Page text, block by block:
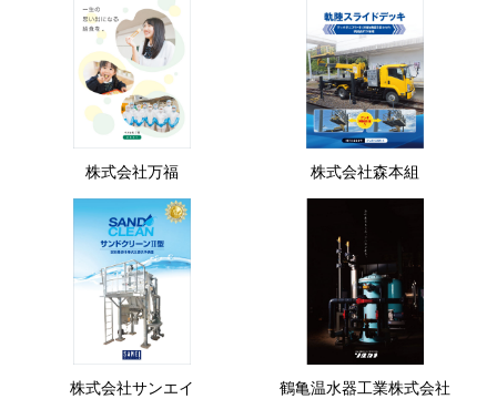
株式会社万福 株式会社森本組
株式会社サンエイ 鶴亀温水器工業株式会社